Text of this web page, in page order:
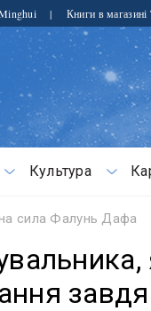
| Книги в магазині
Культура
сила Фалунь Дафа